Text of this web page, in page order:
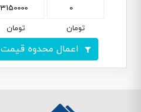
تومان تومان
اعمال محدوه قیمت